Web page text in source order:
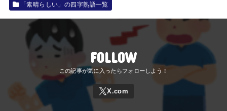
「素晴らしい」の四字熟語一覧
FOLLOW